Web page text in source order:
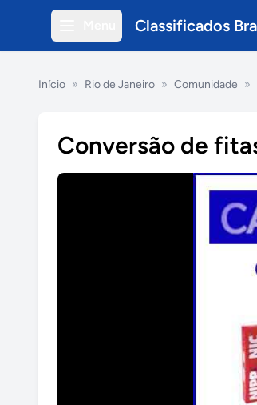
Classificados
Início » Rio de Janeiro » Comunidade »
Conversão de